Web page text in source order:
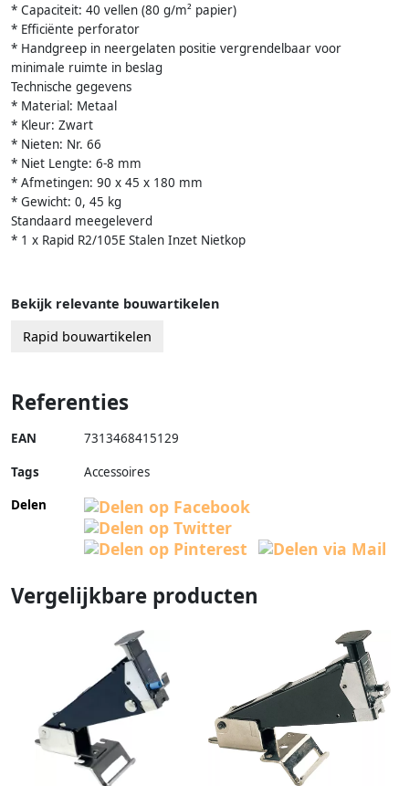
* Capaciteit: 40 vellen (80 g/m² papier)
* Efficiënte perforator
* Handgreep in neergelaten positie vergrendelbaar voor
minimale ruimte in beslag
Technische gegevens
* Material: Metaal
* Kleur: Zwart
* Nieten: Nr. 66
* Niet Lengte: 6-8 mm
* Afmetingen: 90 x 45 x 180 mm
* Gewicht: 0, 45 kg
Standaard meegeleverd
* 1 x Rapid R2/105E Stalen Inzet Nietkop
Bekijk relevante bouwartikelen
Rapid bouwartikelen
Referenties
EAN 7313468415129
Tags
Accessoires
Delen
Vergelijkbare producten